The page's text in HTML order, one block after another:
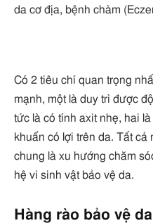
da cơ địa, bệnh chàm
Có 2 tiêu chí quan trọng
mạnh, một là duy trì được
tức là có tính axit nhẹ, hai
khuẩn có lợi trên da. Tất
chung là xu hướng chăm
hệ vi sinh vật bảo vệ da.
Hàng rào bảo vệ